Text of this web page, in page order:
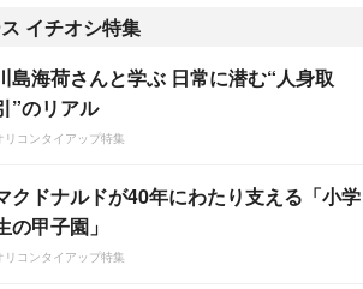
イチオシ特集
島海荷さんと学ぶ 日常に潜む“人身取
”のリアル
リコンタイアップ特集
クドナルドが40年にわたり支える「小学
の甲子園」
リコンタイアップ特集